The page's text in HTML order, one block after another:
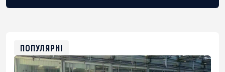
0xfD02863D3289416fcF50975c9DFda13623f97758
ПОПУЛЯРНІ